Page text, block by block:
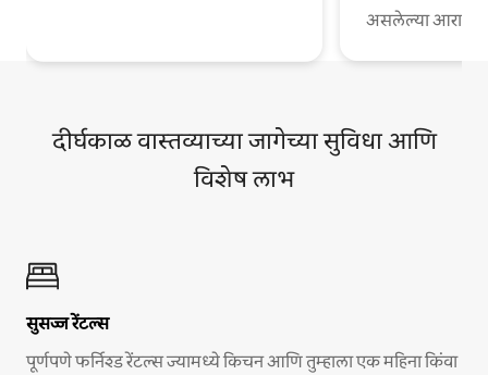
असलेल्या
दीर्घकाळ वास्तव्याच्या जागेच्या सुविधा आणि
विशेष लाभ
सुसज्ज रेंटल्स
पूर्णपणे फर्निश्ड रेंटल्स ज्यामध्ये किचन आणि तुम्हाला एक महिना किंवा